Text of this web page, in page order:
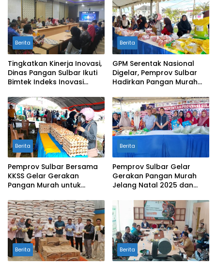
Berita
Tingkatkan Kinerja Inovasi,
Dinas Pangan Sulbar Ikuti
Bimtek Indeks Inovasi
Berita
GPM Serentak Nasional
Digelar, Pemprov Sulbar
Hadirkan Pangan Murah
Berita
Pemprov Sulbar Bersama
KKSS Gelar Gerakan
Pangan Murah untuk
Berita
Pemprov Sulbar Gelar
Gerakan Pangan Murah
Jelang Natal 2025 dan
Berita Berita